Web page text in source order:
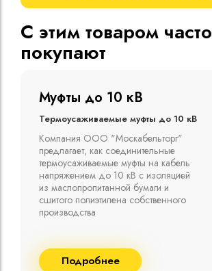
С этим товаром часто
покупают
Муфты до 10 кВ
Термоусаживаемые муфты до 10 кВ
Компания ООО "Москабельторг"
предлагает, как соединительные
термоусаживаемые муфты на кабель
напряжением до 10 кВ с изоляцией
из маслопропитанной бумаги и
сшитого полиэтилена собственного
производства
Подробнее